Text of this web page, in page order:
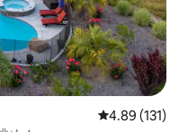
レビュー131
4.89 (131)